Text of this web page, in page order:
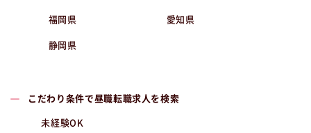
福岡県 愛知県
静岡県
こだわり条件で昼職転職求人を検索
未経験OK